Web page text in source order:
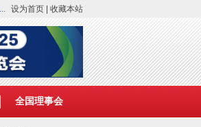
设为首页 收藏本站
全国理事会